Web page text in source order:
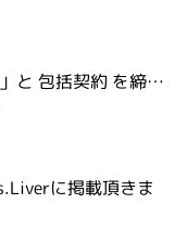
ライバー事務所DAG は「歌っちゃ王」と 包括契約 を締結しました